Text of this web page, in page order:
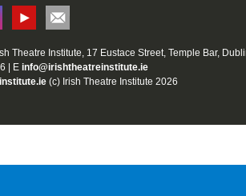
Theatre Institute, 17 Eustace Street, Temple Bar,
| E info@irishtheatreinstitute.ie
(c) Irish Theatre Institute 2026